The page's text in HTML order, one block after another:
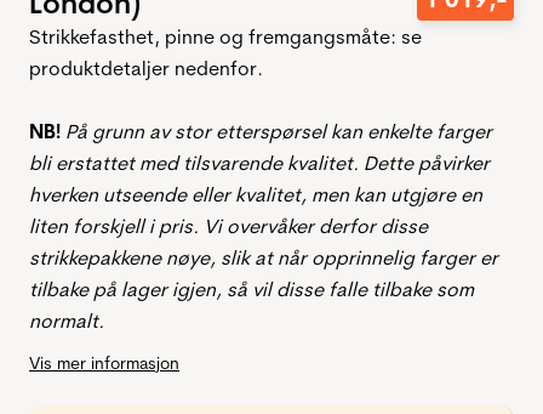
Strikkefasthet, pinne og fremgangsmåte: se
produktdetaljer nedenfor.
NB! På grunn av stor etterspørsel kan enkelte farger
bli erstattet med tilsvarende kvalitet. Dette påvirker
hverken utseende eller kvalitet, men kan utgjøre en
liten forskjell i pris. Vi overvåker derfor disse
strikkepakkene nøye, slik at når opprinnelig farger er
tilbake på lager igjen, så vil disse falle tilbake som
normalt.
Vis mer informasjon